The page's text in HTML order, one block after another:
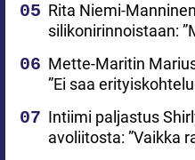
Rita Niemi-
silikonirinnoistaan:
Mette-Maritin
”Ei saa
Intiimi paljastus
avoliitosta: ”Vaikka